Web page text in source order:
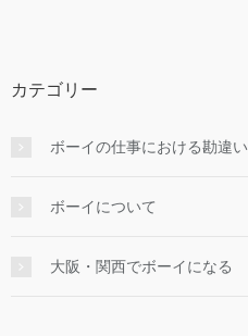
カテゴリー
ボーイの仕事における勘違い
ボーイについて
大阪・関西でボーイになる